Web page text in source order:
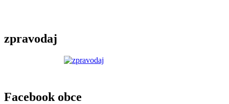
zpravodaj
Facebook obce